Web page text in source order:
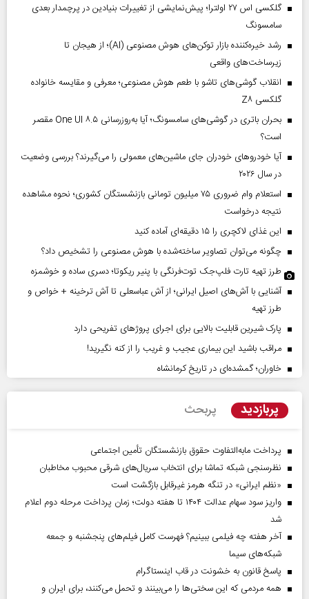
گلکسی اس ۲۷ اولترا؛ پیش‌نمایشی از تغییرات بنیادین در پرچمدار بعدی
سامسونگ
رشد خیره‌کننده بازار توکن‌های هوش مصنوعی (AI)؛ از هیجان تا
زیرساخت‌های واقعی
انقلاب گوشی‌های تاشو‌ با طعم هوش مصنوعی؛ معرفی و مقایسه خانواده
گلکسی Z۸
بحران باتری در گوشی‌های سامسونگ؛ آیا به‌روزرسانی One UI ۸.۵ مقصر
است؟
آیا خودروهای خودران جای ماشین‌های معمولی را می‌گیرند؟ بررسی وضعیت
در سال ۲۰۲۶
استعلام وام ضروری ۷۵ میلیون تومانی بازنشستگان کشوری؛ نحوه مشاهده
نتیجه درخواست
این غذای لاکچری را ۱۵ دقیقه‌ای آماده کنید
چگونه می‌توان تصاویر ساخته‌شده با هوش مصنوعی را تشخیص داد؟
طرز تهیه تارت فلپ‌جک توت‌فرنگی با پنیر ریکوتا؛ دسری ساده و خوشمزه
آشنایی با آش‌های اصیل ایرانی؛ از آش عباسعلی تا آش ترخینه + خواص و
طرز تهیه
پارک شیرین قابلیت‌ بالایی برای اجرای پروژهای تفریحی دارد
مراقب باشید این بیماری عجیب و غریب را از کنه نگیرید!
خاوران؛ گمشده‌ای در تاریخ کرمانشاه
پربازدید پربحث
پرداخت مابه‌التفاوت حقوق بازنشستگان تأمین اجتماعی
نظرسنجی شبکه تماشا برای انتخاب سریال‌های شرقی محبوب مخاطبان
«نظم ایرانی» در تنگه هرمز غیرقابل بازگشت است
واریز سود سهام عدالت ۱۴۰۴ تا هفته دولت؛ زمان پرداخت مرحله دوم اعلام
شد
آخر هفته چه فیلمی ببینیم؟ فهرست کامل فیلم‌های پنجشنبه و جمعه
شبکه‌های سیما
پاسخ قانون به خشونت در قاب اینستاگرام
همه مردمی که این سختی‌ها را می‌بینند و تحمل می‌کنند، برای ایران و